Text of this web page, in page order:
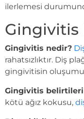
ilerlemesi
Gingivitis
Gingivitis nedir?
rahatsızlıktır. Diş
gingivitisin
Gingivitis belirtileri
kötü ağız kokusu,